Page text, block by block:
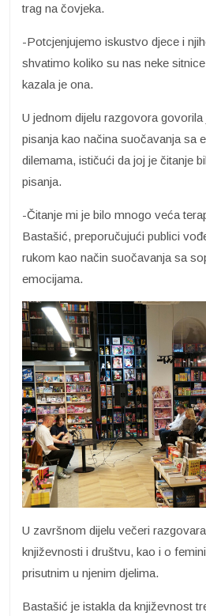
trag na čovjeka.
-Potcjenjujemo iskustvo djece i
shvatimo koliko su nas neke
kazala je ona.
U jednom dijelu razgovora govorila
pisanja kao načina suočavanja sa
dilemama, ističući da joj je čitanje
pisanja.
-Čitanje mi je bilo mnogo veća
Bastašić, preporučujući publici
rukom kao način suočavanja sa
emocijama.
U završnom dijelu večeri
književnosti i društvu, kao i o
prisutnim u njenim djelima.
Bastašić je istakla da književnost